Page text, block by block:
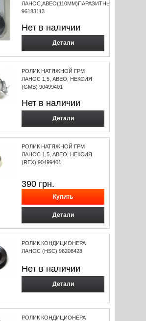
ЛАНОС,АВЕО(110ММ)ПАРАЗИТНЫЙ
96183113
Нет в наличии
Детали
РОЛИК НАТЯЖНОЙ ГРМ
ЛАНОС 1,5, АВЕО, НЕКСИЯ
(GMB) 90499401
Нет в наличии
Детали
РОЛИК НАТЯЖНОЙ ГРМ
ЛАНОС 1,5, АВЕО, НЕКСИЯ
(REX) 90499401
390 грн.
Детали
РОЛИК КОНДИЦИОНЕРА
ЛАНОС (HSC) 96208428
Нет в наличии
Детали
РОЛИК КОНДИЦИОНЕРА